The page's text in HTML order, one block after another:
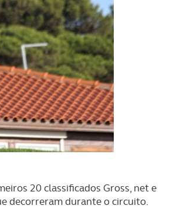
20 classificados Gross, net e
decorreram durante o circuito.